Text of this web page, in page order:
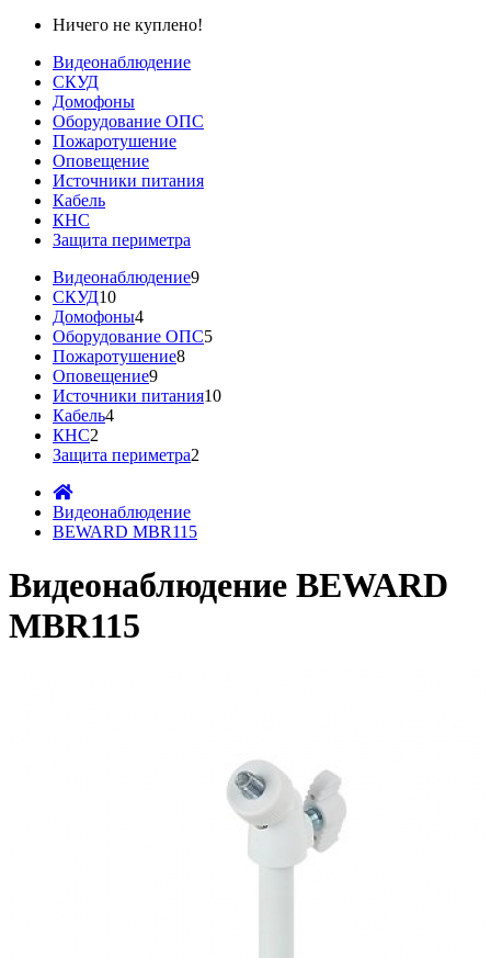
Ничего не куплено!
Видеонаблюдение
СКУД
Домофоны
Оборудование ОПС
Пожаротушение
Оповещение
Источники питания
Кабель
КНС
Защита периметра
Видеонаблюдение9
СКУД10
Домофоны4
Оборудование ОПС5
Пожаротушение8
Оповещение9
Источники питания10
Кабель4
КНС2
Защита периметра2
Видеонаблюдение
BEWARD MBR115
Видеонаблюдение BEWARD
MBR115